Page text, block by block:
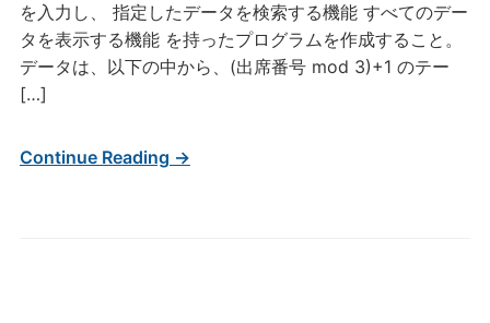
を入力し、 指定したデータを検索する機能 すべてのデー
タを表示する機能 を持ったプログラムを作成すること。
データは、以下の中から、(出席番号 mod 3)+1 のテー
[…]
Continue Reading →